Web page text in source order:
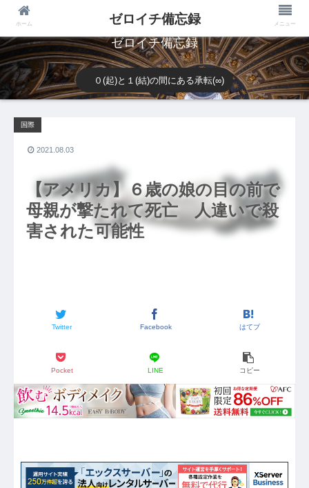
ゼロイチ備忘録
０(起)と１(結)の間にある承転(∞)
【アメリカ】６歳の娘の目の前で
母親が撃たれて死亡 人違いで殺
害された可能性
国際
Twitter Facebook はてブ
Pocket LINE コピー
2021.08.03
ホーム ゼロイチ備忘録 メニュー